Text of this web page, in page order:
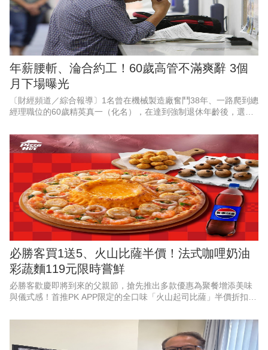
年薪腰斬、淪合約工！60歲高管不滿爽辭 3個
月下場曝光
〔財經頻道／綜合報導〕1名曾在機械製造廠奮鬥38年、一路爬到總
經理職位的60歲精英真一（化名），在達到強制退休年齡後，選擇
由人生。
必勝客買1送5、火山比薩半價！法式咖哩奶油
彩蔬麵119元限時嘗鮮
必勝客歡慶即將到來的父親節，搶先推出多款優惠為聚餐增添美味
與儀式感！首推PK APP限定的全口味「火山起司比薩」半價折扣，
爸發餐」等套